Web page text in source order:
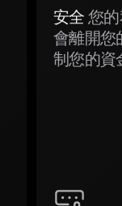
安全 您
會離開您
制您的資